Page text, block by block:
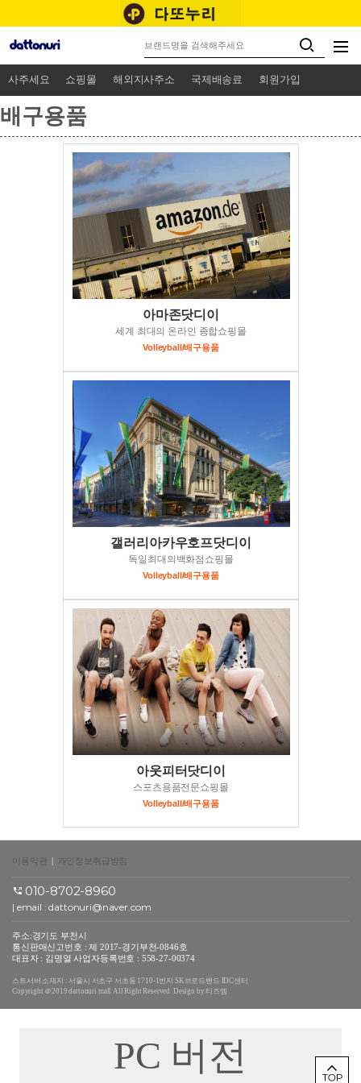
사주세요 쇼핑몰 해외지사주소 국제배송료 회원가입
배구용품
아마존닷디이
세계 최대의 온라인 종합쇼핑몰
Volleyball/배구용품
갤러리아카우호프닷디이
독일최대의백화점쇼핑몰
Volleyball/배구용품
아웃피터닷디이
스포츠용품전문쇼핑몰
Volleyball/배구용품
이용약관 | 개인정보취급방침
010-8702-8960
| email :dattonuri@naver.com
주소:경기도 부천시
통신판매신고번호 : 제 2017-경기부천-0846호
대표자 : 김명열 사업자등록번호 : 558-27-00374
스트서버 소재지 : 서울시 서초구 서초동 1710-1번지 SK브로드밴드 IDC센터
Copyright ＠2019 dattonuri mall All Right Reserved. Design by 티즈엠
PC 버전